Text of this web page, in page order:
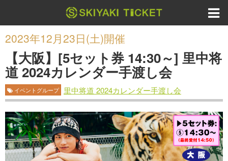
2023年12月23日(土)開催
【大阪】[5セット券 14:30～] 里中将
道 2024カレンダー手渡し会
イベントグループ 里中将道 2024カレンダー手渡し会